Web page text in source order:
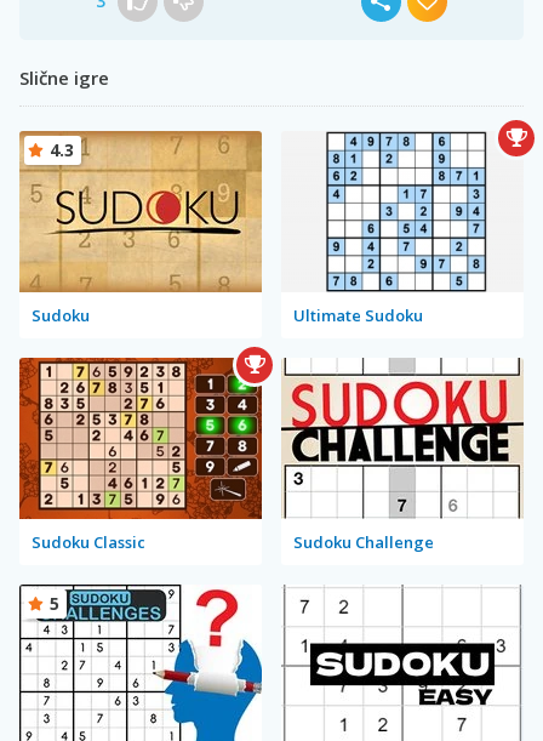
Slične igre
Sudoku
4.3
Ultimate Sudoku
Sudoku Classic Sudoku Challenge
5